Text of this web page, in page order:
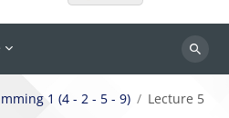
Search
1 (4 - 2 - 5 - 9) Lecture 5